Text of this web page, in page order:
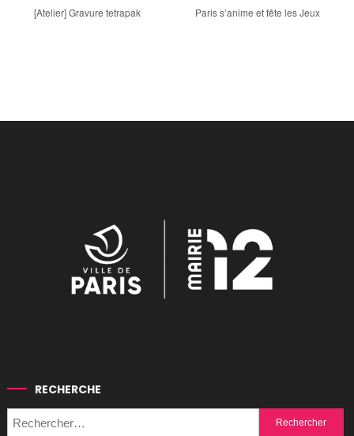
[Atelier] Gravure tetrapak Paris s’anime et fête les Jeux
RECHERCHE
Rechercher :